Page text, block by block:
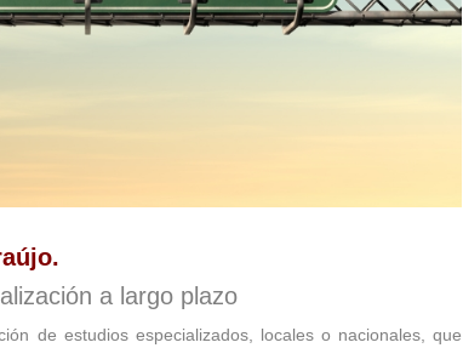
a largo plazo
de estudios especializados, locales o nacionales, que